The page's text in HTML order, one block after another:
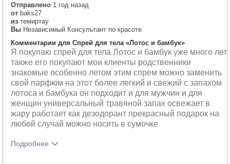
Отправлено 1 год назад
от baks27
из темиртау
Вы Независимый Консультант по красоте
Комментарии для Спрей для тела «Лотос и бамбук»
Я покупаю спрей для тела Лотос и бамбук уже много лет
также его покупают мои клиенты родственники
знакомые особенно летом этим спрем можно заменить
свой парфюм на этот более легкий и свежий с запахом
лотоса и бамбука он подходит и для мужчин и для
женщин универсальный травяной запах освежает в
жару работает как дезодорант прекрасный подарок на
любой случай можно носить в сумочке
Подробнее